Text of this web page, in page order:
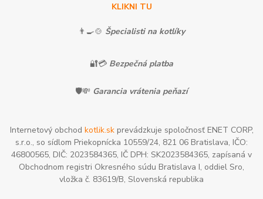
KLIKNI TU
👨‍🍳🍲 Špecialisti na kotlíky
🔐💳 Bezpečná platba
🛡️💸 Garancia vrátenia peňazí
Internetový obchod kotlik.skprevádzkuje spoločnosť ENET CORP,
s.r.o., so sídlom Priekopnícka 10559/24, 821 06 Bratislava, IČO:
46800565, DIČ: 2023584365, IČ DPH: SK2023584365, zapísaná v
Obchodnom registri Okresného súdu Bratislava I, oddiel Sro,
vložka č. 83619/B, Slovenská republika